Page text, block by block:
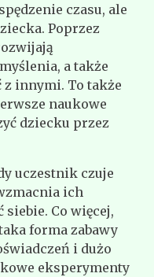
czasu, ale
Poprzez
a także
z innymi. To także
naukowe
dziecku przez
uczestnik czuje
ich
Co więcej,
forma zabawy
i dużo
eksperymenty